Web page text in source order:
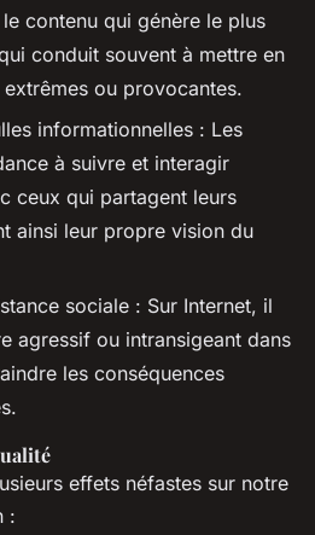
contenu qui génère le plus
conduit souvent à mettre en
ou provocantes.
informationnelles : Les
à suivre et interagir
ceux qui partagent leurs
ainsi leur propre vision du
sociale : Sur Internet, il
agressif ou intransigeant dans
les conséquences
effets néfastes sur notre
: